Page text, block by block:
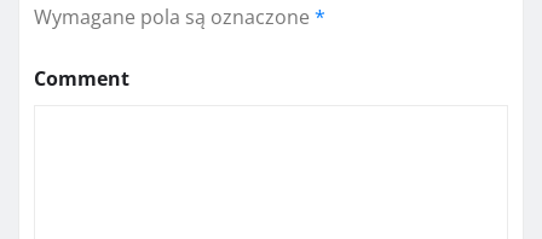
Wymagane pola są oznaczone *
Comment